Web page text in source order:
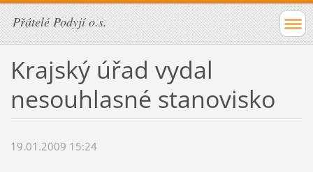
Přátelé Podyjí o.s.
Krajský úřad vydal
nesouhlasné stanovisko
19.01.2009 15:24